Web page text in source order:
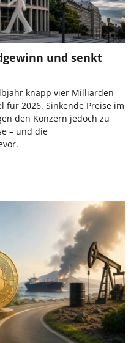
und senkt
knapp vier Milliarden
für 2026. Sinkende Preise im
den Konzern jedoch zu
– und die